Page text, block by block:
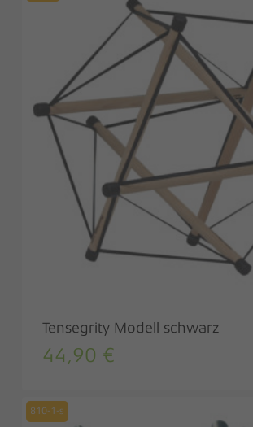
Tensegrity Modell schwarz
44,90 €
810-1-s